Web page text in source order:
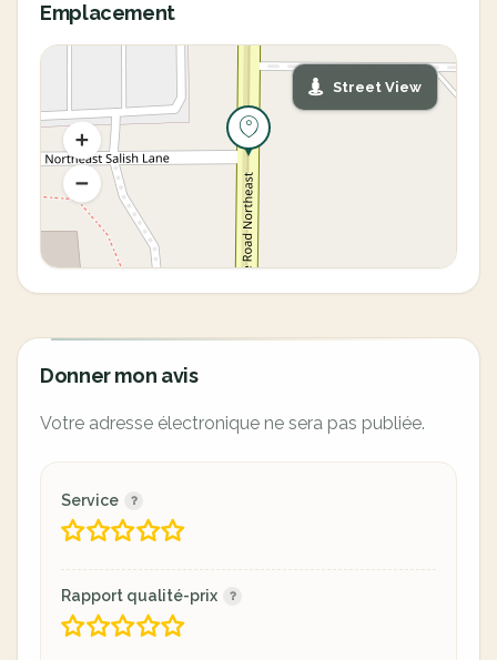
Emplacement
Street View
Donner mon avis
Votre adresse électronique ne sera pas publiée.
Service
Rapport qualité-prix